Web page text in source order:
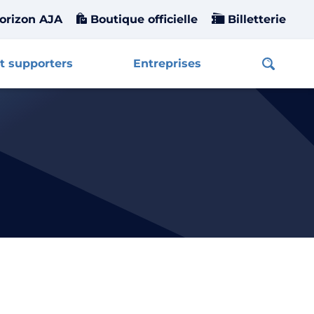
AJA Boutique officielle Billetterie
supporters Entreprises Afficher